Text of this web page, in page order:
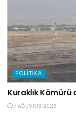
POLITIKA
Kuraklık Kömürü
7 AĞUSTOS 2026